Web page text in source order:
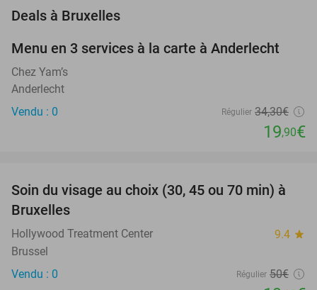
Deals à Bruxelles
42%
TODAY
Menu en 3 services à la carte à Anderlecht
Chez Yam’s
Anderlecht
Vendu : 0
Régulier 34,30€
19,90€
60%
TODAY
Soin du visage au choix (30, 45 ou 70 min) à
Bruxelles
Hollywood Treatment Center 9.4 star
Brussel
Vendu : 0
Régulier 50€